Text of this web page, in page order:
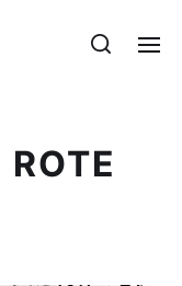
ROTE